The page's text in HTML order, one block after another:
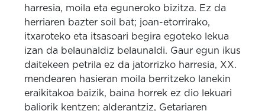
harresia, moila eta eguneroko bizitza. Ez da
herriaren bazter soil bat; joan-etorrirako,
itxaroteko eta itsasoari begira egoteko lekua
izan da belaunaldiz belaunaldi. Gaur egun ikus
daitekeen petrila ez da jatorrizko harresia, XX.
mendearen hasieran moila berritzeko lanekin
eraikitakoa baizik, baina horrek ez dio lekuari
baliorik kentzen; alderantziz, Getariaren